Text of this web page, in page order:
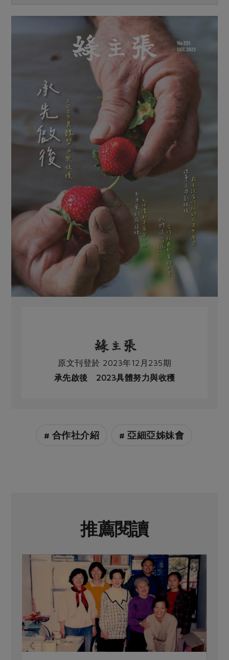
原文刊登於 2023年12月235期
承先啟後 2023具體努力與收穫
# 合作社介紹 # 亞細亞姊妹會
推薦閱讀